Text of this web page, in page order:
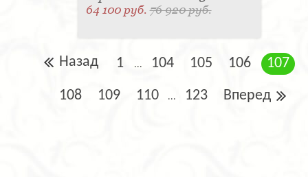
64 100 руб.76 920 руб.
Назад 1 ... 104 105 106 107
108 109 110 ... 123 Вперед